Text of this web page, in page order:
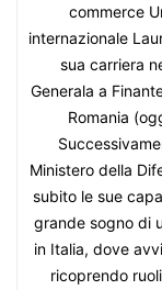
commerce
internazionale
sua carriera
Generala a
Romania
Ministero della
subito le sue
grande sogno di
in Italia, dove
ricoprendo